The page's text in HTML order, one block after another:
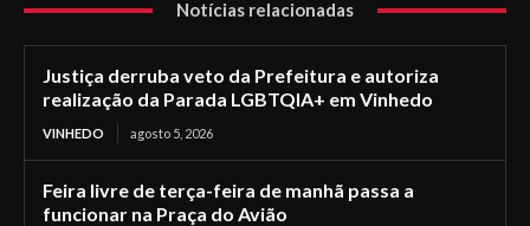
Notícias relacionadas
Justiça derruba veto da Prefeitura e autoriza
realização da Parada LGBTQIA+ em Vinhedo
VINHEDO agosto 5, 2026
Feira livre de terça-feira de manhã passa a
funcionar na Praça do Avião